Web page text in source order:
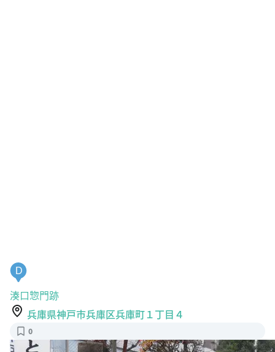
D
湊口惣門跡
兵庫県神戸市兵庫区兵庫町１丁目４
0